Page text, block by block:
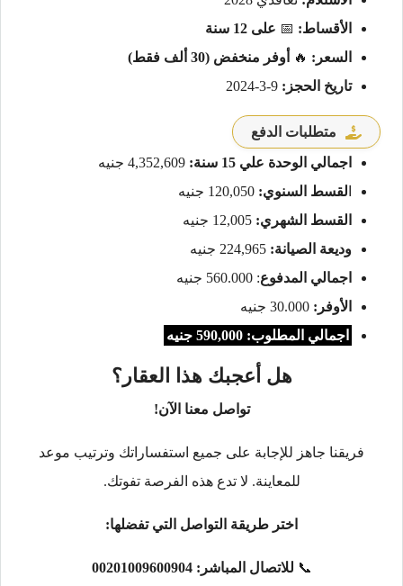
الأقساط: 📅 على 12 سنة
السعر: 🔥
أوفر منخفض (30 ألف فقط)
تاريخ الحجز:
متطلبات الدفع
اجمالي الوحدة علي 15 سنة:
لقسط السنوي:
القسط الشهري:
وديعة الصيانة:
اجمالي المدفوع: 560.000 جنيه
الأوفر:
اجمالي المطلوب: 590,000 جنيه
هل أعجبك هذا العقار؟
تواصل معنا الآن!
فريقنا جاهز للإجابة على جميع استفساراتك وترتيب موعد
للمعاينة. لا تدع هذه الفرصة تفوتك.
اختر طريقة التواصل التي تفضلها:
📞 للاتصال المباشر: 00201009600904